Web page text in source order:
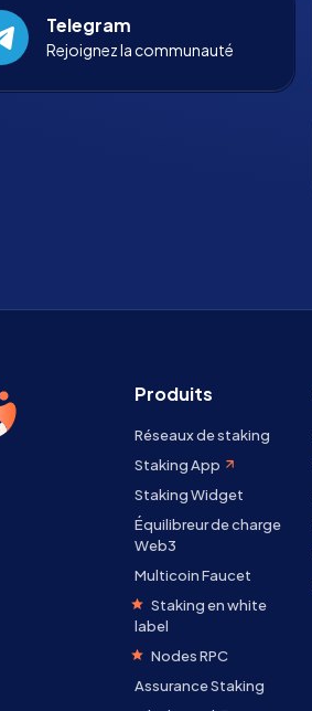
Telegram
Rejoignez la communauté
Produits
Réseaux de staking
Staking App
Staking Widget
Équilibreur de charge
Web3
Multicoin Faucet
Staking en white
label
Nodes RPC
Assurance Staking